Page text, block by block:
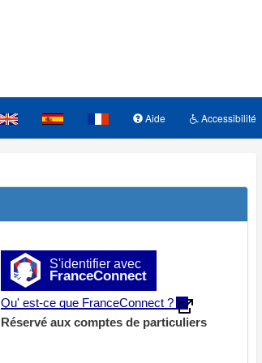
Aide Accessibilité
S'identifier avec
FranceConnect
Qu' est-ce que FranceConnect ?
Réservé aux comptes de particuliers